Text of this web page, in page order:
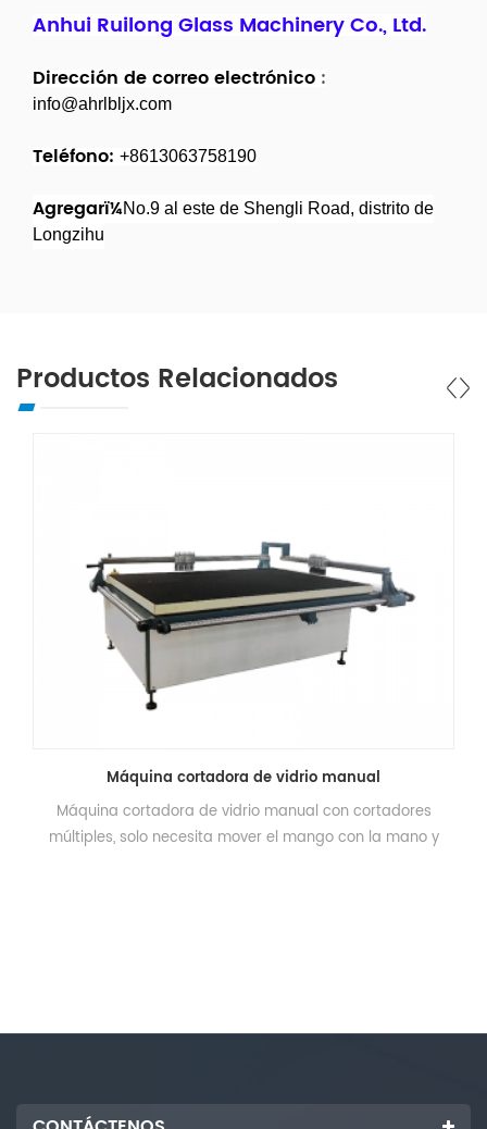
Anhui Ruilong Glass Machinery Co., Ltd.
Dirección de correo electrónico :
info@ahrlbljx.com
Teléfono: +8613063758190
Agregarï¼No.9 al este de Shengli Road, distrito de
Longzihu
Productos Relacionados
Máquina cortadora de vidrio manual
Máquina cortadora de vidrio manual con cortadores
múltiples, solo necesita mover el mango con la mano y